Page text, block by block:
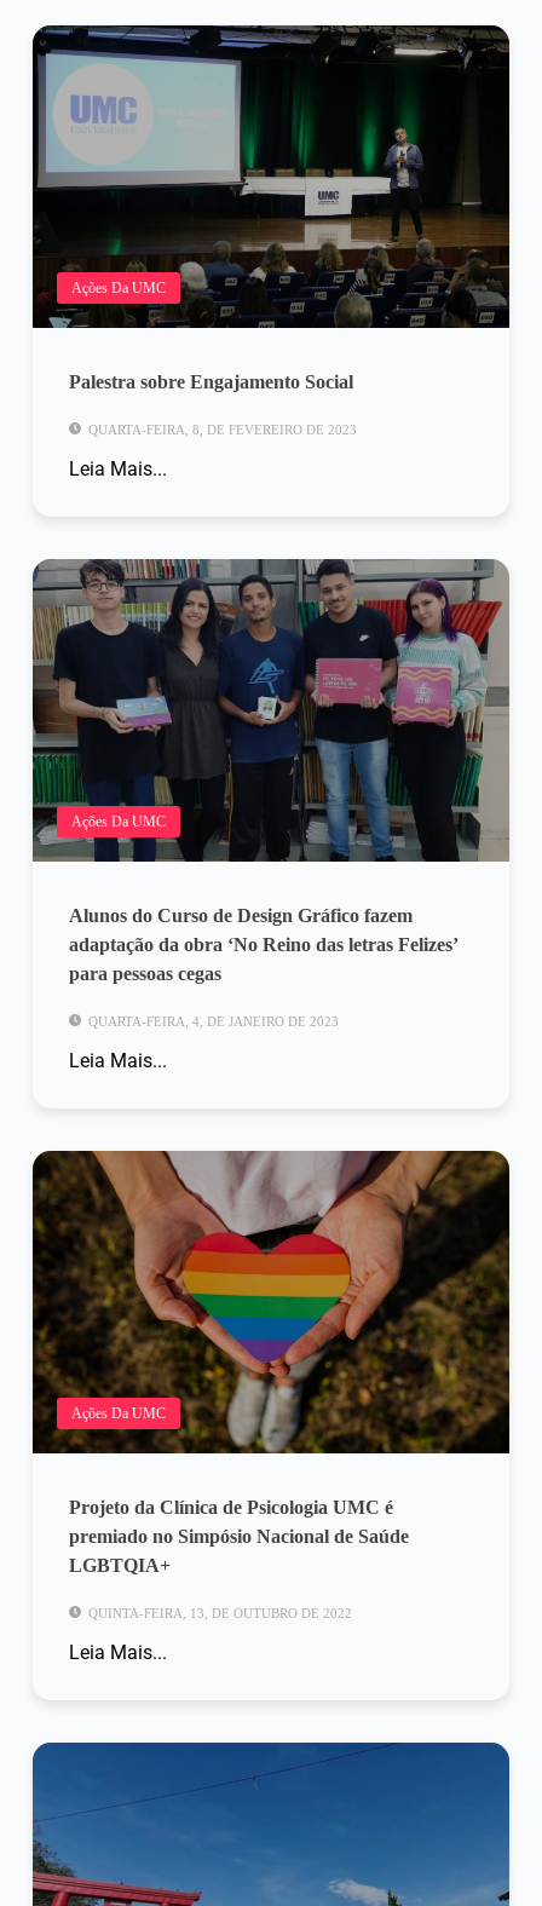
Ações Da UMC
Palestra sobre Engajamento Social
QUARTA-FEIRA, 8, DE FEVEREIRO DE 2023
Leia Mais...
Ações Da UMC
Alunos do Curso de Design Gráfico fazem
adaptação da obra ‘No Reino das letras Felizes’
para pessoas cegas
QUARTA-FEIRA, 4, DE JANEIRO DE 2023
Leia Mais...
Ações Da UMC
Projeto da Clínica de Psicologia UMC é
premiado no Simpósio Nacional de Saúde
LGBTQIA+
QUINTA-FEIRA, 13, DE OUTUBRO DE 2022
Leia Mais...